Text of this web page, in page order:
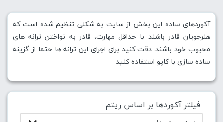
آکوردهای ساده این بخش از سایت به شکلی تنظیم شده است که
هنرجویان قادر باشند با حداقل مهارت، قادر به نواختن ترانه های
محبوب خود باشند. دقت کنید برای اجرای این ترانه ها حتما از گزینه
ساده سازی با کاپو استفاده کنید
فیلتر آکوردها بر اساس ریتم